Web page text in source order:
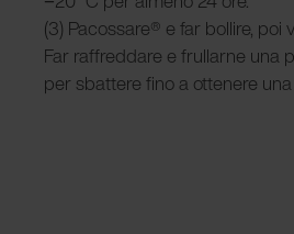
(3) Pacossare® e far bollire, poi
Far raffreddare e frullarne una
per sbattere fino a ottenere